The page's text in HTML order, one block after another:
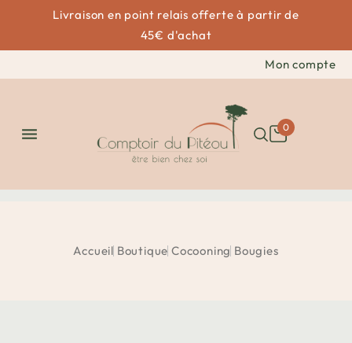
Livraison en point relais offerte à partir de
45€ d'achat
Mon compte
 0
Accueil Boutique Cocooning Bougies